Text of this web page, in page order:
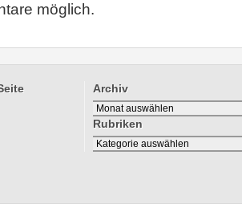
möglich.
Archiv
Archiv
Rubriken
Rubriken